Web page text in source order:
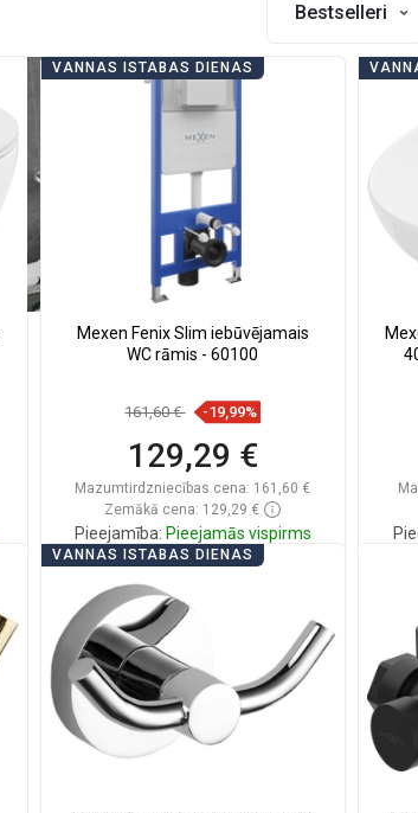
Bestselleri
VANNAS ISTABAS DIENAS
Mexen Fenix Slim iebūvējamais
WC rāmis - 60100
161,60 € -19,99%
129,29 €
Mazumtirdzniecības cena: 161,60 €
Zemākā cena: 129,29 €
Pieejamība: Pieejamās vispirms
Salīdzināt
VANNAS ISTABAS DIENAS